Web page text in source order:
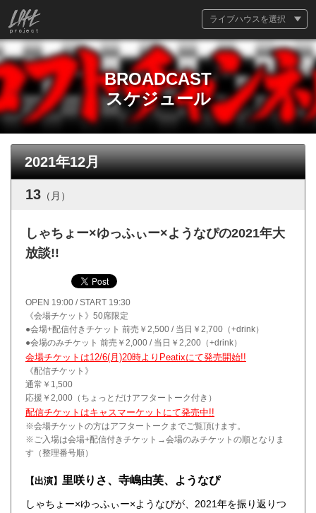
ライブハウスを選択
BROADCAST
スケジュール
2021年12月
13 （月）
しゃちょー×ゆっふぃー×ようなぴの2021年大
放談!!
OPEN 19:00 / START 19:30
《会場チケット》50席限定
●会場+配信付きチケット 前売￥2,500 / 当日￥2,700（+drink）
●会場のみチケット 前売￥2,000 / 当日￥2,200（+drink）
会場チケットは12/6(月)20時よりPeatixにて発売開始!!
《配信チケット》
通常￥1,500
応援￥2,000（ちょっとだけアフタートーク付き）
配信チケットはキャスマーケットにて発売中!!
※会場チケットの方はアフタートークまでご覧頂けます。
※ご入場は会場+配信付きチケット→会場のみチケットの順となりま
す（整理番号順）
【出演】 里咲りさ、寺嶋由芙、ようなぴ
しゃちょー×ゆっふぃー×ようなぴが、2021年を振り返りつ